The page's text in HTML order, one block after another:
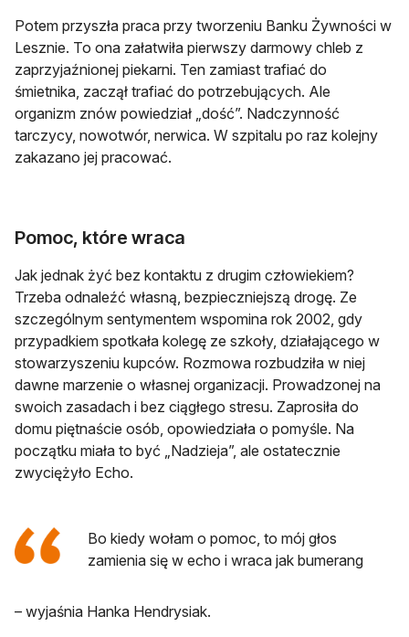
Potem przyszła praca przy tworzeniu Banku Żywności w
Lesznie. To ona załatwiła pierwszy darmowy chleb z
zaprzyjaźnionej piekarni. Ten zamiast trafiać do
śmietnika, zaczął trafiać do potrzebujących. Ale
organizm znów powiedział „dość”. Nadczynność
tarczycy, nowotwór, nerwica. W szpitalu po raz kolejny
zakazano jej pracować.
Pomoc, które wraca
Jak jednak żyć bez kontaktu z drugim człowiekiem?
Trzeba odnaleźć własną, bezpieczniejszą drogę. Ze
szczególnym sentymentem wspomina rok 2002, gdy
przypadkiem spotkała kolegę ze szkoły, działającego w
stowarzyszeniu kupców. Rozmowa rozbudziła w niej
dawne marzenie o własnej organizacji. Prowadzonej na
swoich zasadach i bez ciągłego stresu. Zaprosiła do
domu piętnaście osób, opowiedziała o pomyśle. Na
początku miała to być „Nadzieja”, ale ostatecznie
zwyciężyło Echo.
Bo kiedy wołam o pomoc, to mój głos
zamienia się w echo i wraca jak bumerang
– wyjaśnia Hanka Hendrysiak.